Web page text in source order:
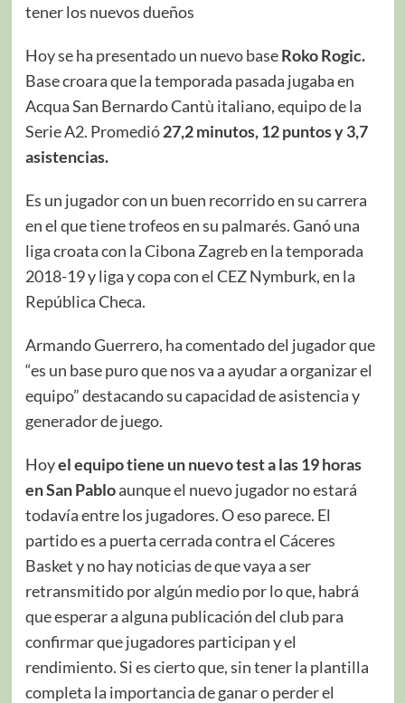
tener los nuevos dueños
Hoy se ha presentado un nuevo baseRoko Rogic.
Base croara que la temporada pasada jugaba en
Acqua San Bernardo Cantù italiano, equipo de la
Serie A2. Promedió27,2 minutos, 12 puntos y 3,7
asistencias.
Es un jugador con un buen recorrido en su carrera
en el que tiene trofeos en su palmarés. Ganó una
liga croata con la Cibona Zagreb en la temporada
2018-19 y liga y copa con el CEZ Nymburk, en la
República Checa.
Armando Guerrero, ha comentado del jugador que
“es un base puro que nos va a ayudar a organizar el
equipo” destacando su capacidad de asistencia y
generador de juego.
Hoyel equipo tiene un nuevo test a las 19 horas
en San Pabloaunque el nuevo jugador no estará
todavía entre los jugadores. O eso parece. El
partido es a puerta cerrada contra el Cáceres
Basket y no hay noticias de que vaya a ser
retransmitido por algún medio por lo que, habrá
que esperar a alguna publicación del club para
confirmar que jugadores participan y el
rendimiento. Si es cierto que, sin tener la plantilla
completa la importancia de ganar o perder el